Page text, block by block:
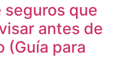
que
antes de
(Guía para